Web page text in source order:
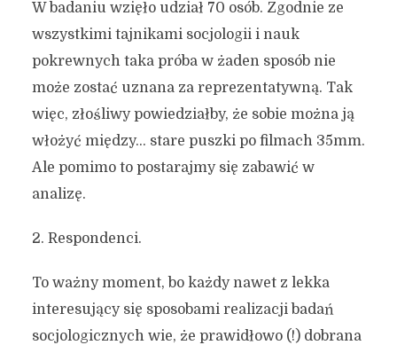
W badaniu wzięło udział 70 osób. Zgodnie ze
wszystkimi tajnikami socjologii i nauk
pokrewnych taka próba w żaden sposób nie
może zostać uznana za reprezentatywną. Tak
więc, złośliwy powiedziałby, że sobie można ją
włożyć między… stare puszki po filmach 35mm.
Ale pomimo to postarajmy się zabawić w
analizę.
2. Respondenci.
To ważny moment, bo każdy nawet z lekka
interesujący się sposobami realizacji badań
socjologicznych wie, że prawidłowo (!) dobrana